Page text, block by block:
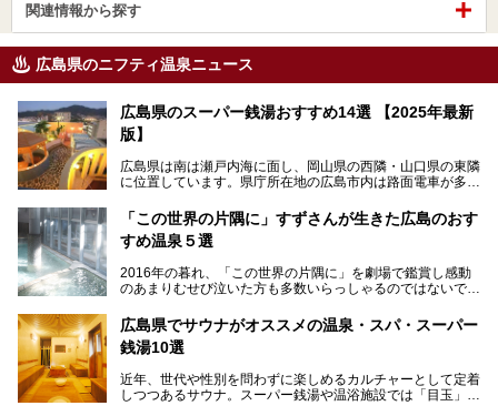
関連情報から探す
広島県のニフティ温泉ニュース
広島県のスーパー銭湯おすすめ14選 【2025年最新
版】
広島県は南は瀬戸内海に面し、岡山県の西隣・山口県の東隣
に位置しています。県庁所在地の広島市内は路面電車が多数
厳島神社と原爆ドームの2つの世界文化遺産があり、年間を
通して多数の観光客が訪れます。工業都市として栄えた呉市
や、坂の町・尾道市など、ゆっくり訪れたい町や観光スポッ
モン、全国にファンが多い広島風お好み焼きなどのグルメも
充実。
銭湯をご紹介します。
「この世界の片隅に」すずさんが生きた広島のおす
すめ温泉５選
2016年の暮れ、「この世界の片隅に」を劇場で鑑賞し感動
のあまりむせび泣いた方も多数いらっしゃるのではないでし
あの夏のヒロシマを生きた主人公すずさんの笑顔が、今もど
こかに輝きつづけていることをふと思い浮かべます。
そんな映画の舞台となった広島県呉市を中心に、広島のおす
広島県でサウナがオススメの温泉・スパ・スーパー
銭湯10選
近年、世代や性別を問わずに楽しめるカルチャーとして定着
しつつあるサウナ。スーパー銭湯や温浴施設では「目玉」と